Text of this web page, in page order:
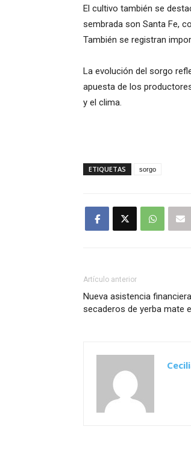
El cultivo también se
sembrada son Santa Fe,
También se registran
La evolución del sorgo
apuesta de los
y el clima.
ETIQUETAS sorgo
Artículo anterior
Nueva asistencia
secaderos de yerba mate